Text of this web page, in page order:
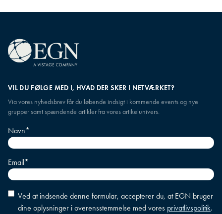
VIL DU FØLGE MED I, HVAD DER SKER I NETVÆRKET?
Via vores nyhedsbrev får du løbende indsigt i kommende events og nye
grupper samt spændende artikler fra vores artikelunivers.
Navn*
Email*
Accepter
betingelser*
Ved at indsende denne formular, accepterer du, at EGN bruger
dine oplysninger i overensstemmelse med vores privatlivspolitik.